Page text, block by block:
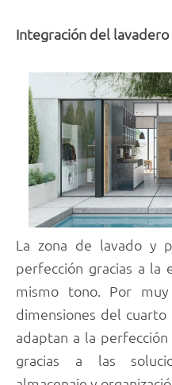
Integración del lavadero
La zona de lavado y
perfección gracias a la
mismo tono. Por
dimensiones del
adaptan a la
gracias a las